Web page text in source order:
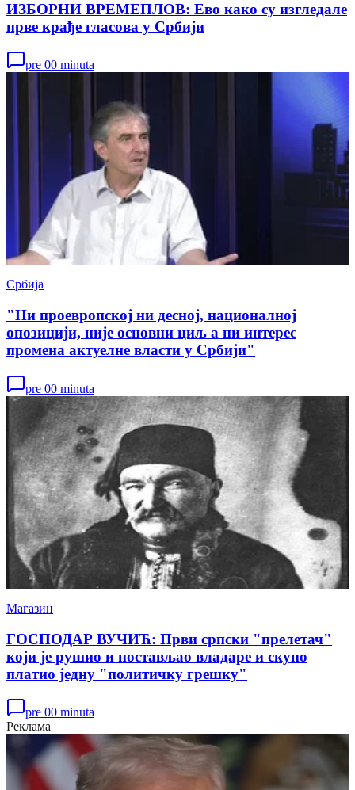
ИЗБОРНИ ВРЕМЕПЛОВ: Ево како су изгледале
прве крађе гласова у Србији
pre 00 minuta
Србија
"Ни проевропској ни десној, националној
опозицији, није основни циљ а ни интерес
промена актуелне власти у Србији"
pre 00 minuta
Магазин
ГОСПОДАР ВУЧИЋ: Први српски "прелетач"
који је рушио и постављао владаре и скупо
платио једну "политичку грешку"
pre 00 minuta
Реклама